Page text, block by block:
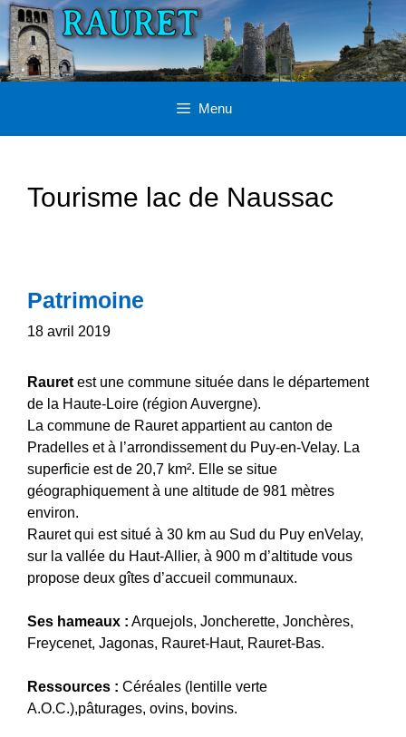
Aller
au
contenu
Menu
Tourisme lac de Naussac
Patrimoine
18 avril 2019
Rauret est une commune située dans le département
de la Haute-Loire (région Auvergne).
La commune de Rauret appartient au canton de
Pradelles et à l’arrondissement du Puy-en-Velay. La
superficie est de 20,7 km². Elle se situe
géographiquement à une altitude de 981 mètres
environ.
Rauret qui est situé à 30 km au Sud du Puy enVelay,
sur la vallée du Haut-Allier, à 900 m d’altitude vous
propose deux gîtes d’accueil communaux.
Ses hameaux : Arquejols, Joncherette, Jonchères,
Freycenet, Jagonas, Rauret-Haut, Rauret-Bas.
Ressources : Céréales (lentille verte
A.O.C.),pâturages, ovins, bovins.